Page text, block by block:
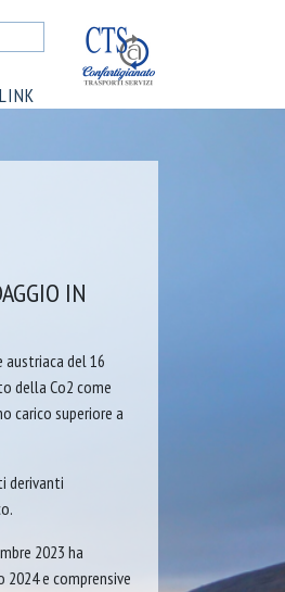
LINK
IN
del 16
della Co2 come
carico superiore a
derivanti
2023 ha
e comprensive